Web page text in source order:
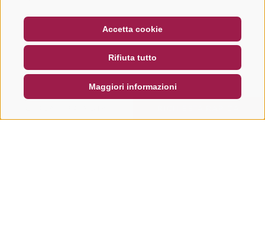
Accetta cookie
Rifiuta tutto
Maggiori informazioni
NEWSLETTER
SOCIAL WALL METEO